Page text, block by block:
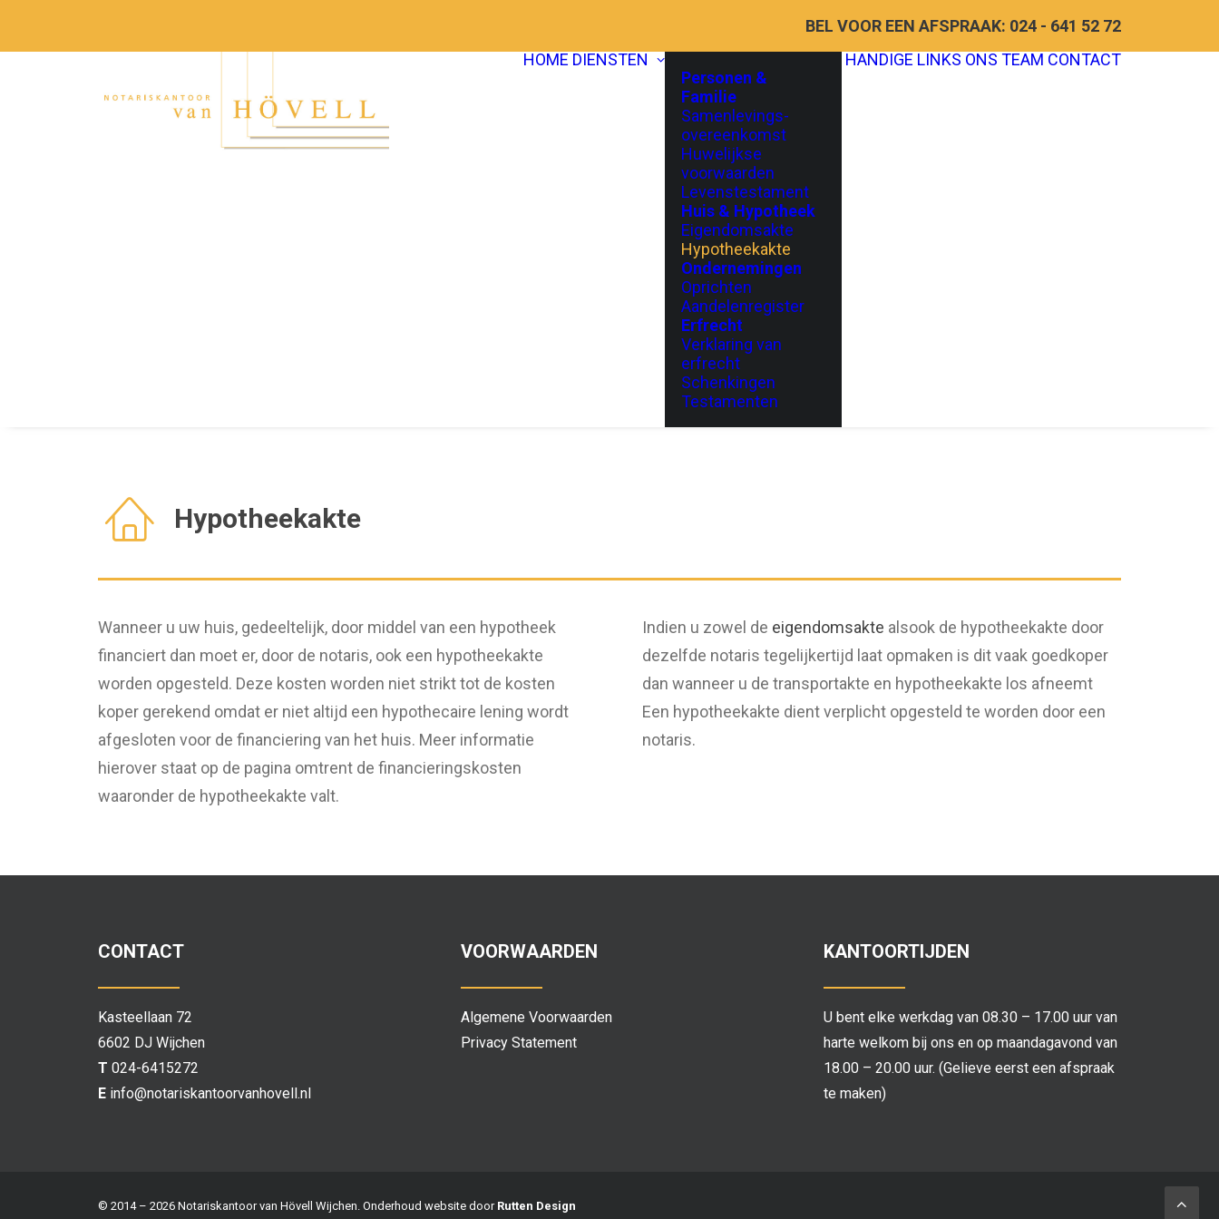
BEL VOOR EEN AFSPRAAK: 024 - 641 52 72
HOME DIENSTEN
Personen &
Familie
Samenlevings-
overeenkomst
Huwelijkse
voorwaarden
Levenstestament
Huis & Hypotheek
Eigendomsakte
Hypotheekakte
Ondernemingen
Oprichten
Aandelenregister
Erfrecht
Verklaring van
erfrecht
Schenkingen
Testamenten
HANDIGE LINKS ONS TEAM CONTACT
Hypotheekakte
Wanneer u uw huis, gedeeltelijk, door middel van een hypotheek
financiert dan moet er, door de notaris, ook een hypotheekakte
worden opgesteld. Deze kosten worden niet strikt tot de kosten
koper gerekend omdat er niet altijd een hypothecaire lening wordt
afgesloten voor de financiering van het huis. Meer informatie
hierover staat op de pagina omtrent de financieringskosten
waaronder de hypotheekakte valt.
Indien u zowel de eigendomsakte alsook de hypotheekakte door
dezelfde notaris tegelijkertijd laat opmaken is dit vaak goedkoper
dan wanneer u de transportakte en hypotheekakte los afneemt
Een hypotheekakte dient verplicht opgesteld te worden door een
notaris.
CONTACT
Kasteellaan 72
6602 DJ Wijchen
T 024-6415272
E info@notariskantoorvanhovell.nl
VOORWAARDEN
Algemene Voorwaarden
Privacy Statement
KANTOORTIJDEN
U bent elke werkdag van 08.30 – 17.00 uur van
harte welkom bij ons en op maandagavond van
18.00 – 20.00 uur. (Gelieve eerst een afspraak
te maken)
© 2014 – 2026 Notariskantoor van Hövell Wijchen. Onderhoud website door Rutten Design